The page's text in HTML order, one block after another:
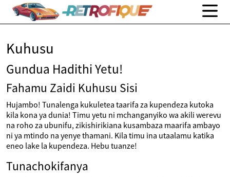
Kuhusu
Gundua Hadithi Yetu!
Fahamu Zaidi Kuhusu Sisi
Hujambo! Tunalenga kukuletea taarifa za kupendeza kutoka
kila kona ya dunia! Timu yetu ni mchanganyiko wa akili werevu
na roho za ubunifu, zikishirikiana kusambaza maarifa ambayo
ni ya mtindo na yenye thamani. Kila timu ina utaalamu katika
eneo lake la kupendeza. Hebu tuanze!
Tunachokifanya